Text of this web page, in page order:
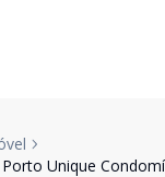
Unique